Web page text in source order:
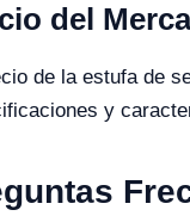
del
de la estufa de
y